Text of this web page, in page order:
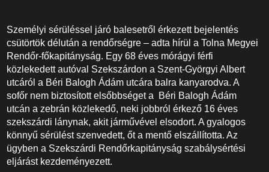
Személyi sérüléssel járó balesetről érkezett bejelentés
csütörtök délután a rendőrségre – adta hírül a Tolna Megyei
Rendőr-főkapitányság. Egy 68 éves mórágyi férfi
közlekedett autóval Szekszárdon a Szent-Györgyi Albert
utcáról a Béri Balogh Ádám utcára balra kanyarodva. A
sofőr nem biztosított elsőbbséget a Béri Balogh Ádám
utcán a zebrán közlekedő, neki jobbról érkező 16 éves
szekszárdi lánynak, akit járművével elsodort. A gyalogos
könnyű sérülést szenvedett, őt a mentő elszállította. Az
ügyben a Szekszárdi Rendőrkapitányság szabálysértési
eljárást kezdeményezett.